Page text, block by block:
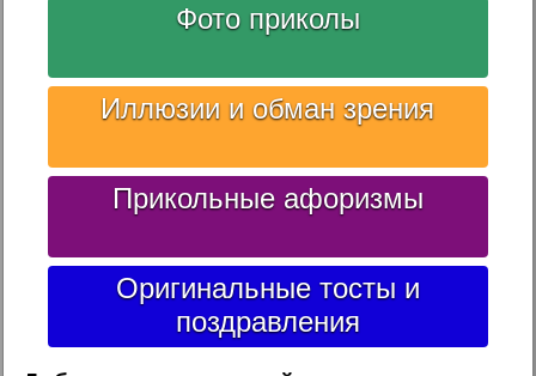
Фото приколы
Иллюзии и обман зрения
Прикольные афоризмы
Оригинальные тосты и
поздравления